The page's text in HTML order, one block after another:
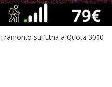
Tramonto sull’Etna a Quota 3000